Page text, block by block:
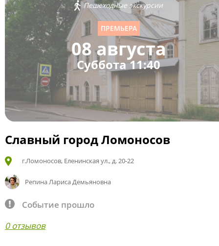
Пешеходные экскурсии
ПРЕМЬЕРА
08 августа
Суббота 11:40
Славный город Ломоносов
г.Ломоносов, Еленинская ул., д. 20-22
Репина Лариса Демьяновна
Событие прошло
0 отзывов